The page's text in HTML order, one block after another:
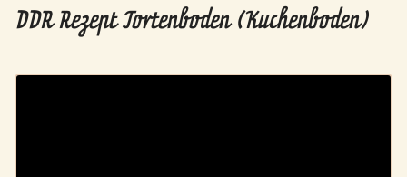
DDR Rezept Tortenboden (Kuchenboden)